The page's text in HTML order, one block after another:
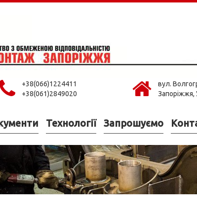
+38(066)1224411
+38(061)2849020
вул.
Запоріжжя,
Технології Запрошуємо